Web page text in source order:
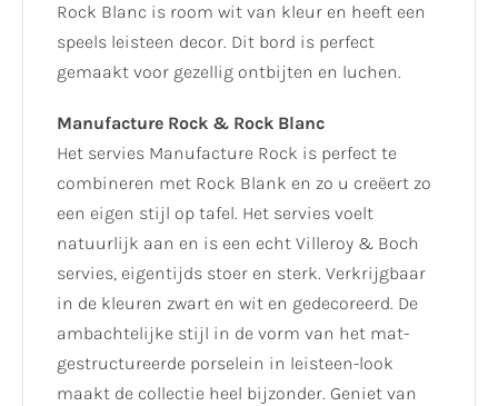
Rock Blanc is room wit van kleur en heeft een
speels leisteen decor. Dit bord is perfect
gemaakt voor gezellig ontbijten en luchen.
Manufacture Rock & Rock Blanc
Het servies Manufacture Rock is perfect te
combineren met Rock Blank en zo u creëert zo
een eigen stijl op tafel. Het servies voelt
natuurlijk aan en is een echt Villeroy & Boch
servies, eigentijds stoer en sterk. Verkrijgbaar
in de kleuren zwart en wit en gedecoreerd. De
ambachtelijke stijl in de vorm van het mat-
gestructureerde porselein in leisteen-look
maakt de collectie heel bijzonder. Geniet van